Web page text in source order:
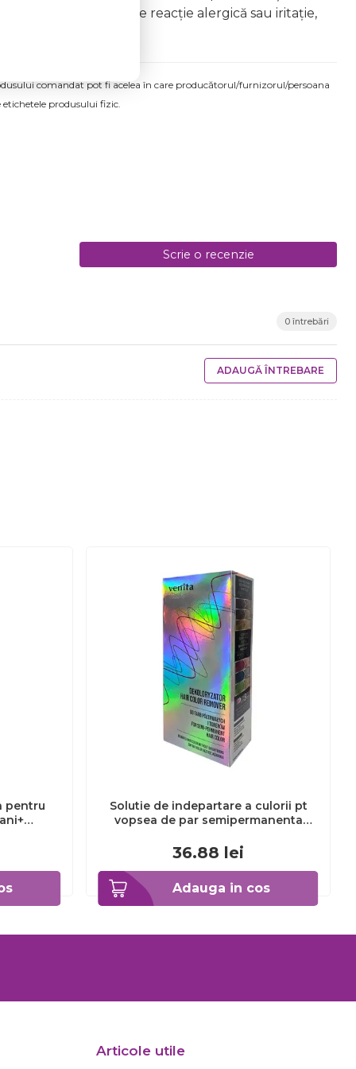
În caz de reacție alergică sau iritație,
comandat pot fi acelea în care producătorul/furnizorul/persoana
produsului fizic.
Scrie o recenzie
0 întrebări
ADAUGĂ ÎNTREBARE
pentru
Adauga in cos
Solutie de indepartare a culorii pt
vopsea de par semipermanenta
ml
36.88 lei
Articole utile